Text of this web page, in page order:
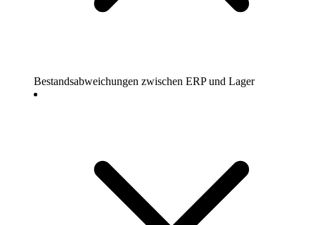
Bestandsabweichungen zwischen ERP und Lager